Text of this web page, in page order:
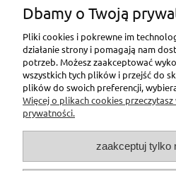
Dbamy o Twoją
Pliki cookies i pokrewne im
działanie strony i pomagają nam
potrzeb. Możesz zaakceptować
wszystkich tych plików i przejść do
plików do swoich preferencji,
Więcej o plikach cookies
prywatności.
zaakceptuj tylko